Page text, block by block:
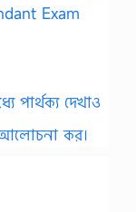
Exam
পার্থক্য দেখাও
আলোচনা কর।